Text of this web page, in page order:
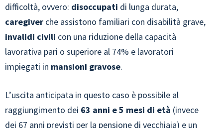
difficoltà, ovvero: disoccupati di lunga durata,
caregiver che assistono familiari con disabilità grave,
invalidi civili con una riduzione della capacità
lavorativa pari o superiore al 74% e lavoratori
impiegati in mansioni gravose.
L’uscita anticipata in questo caso è possibile al
raggiungimento dei 63 anni e 5 mesi di età (invece
dei 67 anni previsti per la pensione di vecchiaia) e un